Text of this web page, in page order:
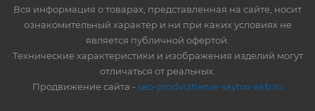
Вся информация о товарах, представленная на сайте, носит
ознакомительный характер и ни при каких условиях не
является публичной офертой.
Технические характеристики и изображения изделий могут
отличаться от реальных.
Продвижение сайта - seo-prodvizhenie-saytov-ekb.ru